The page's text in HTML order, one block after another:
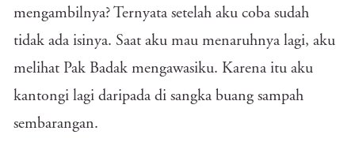
mengambilnya? Ternyata setelah aku coba sudah
tidak ada isinya. Saat aku mau menaruhnya lagi, aku
melihat Pak Badak mengawasiku. Karena itu aku
kantongi lagi daripada di sangka buang sampah
sembarangan.